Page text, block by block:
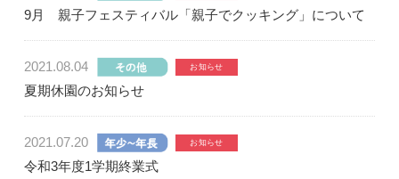
9月 親子フェスティバル「親子でクッキング」について
2021.08.04
夏期休園のお知らせ
2021.07.20
令和3年度1学期終業式